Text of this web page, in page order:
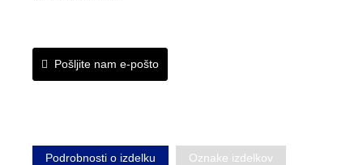
Pošljite nam e-pošto
Podrobnosti o izdelku Oznake izdelkov